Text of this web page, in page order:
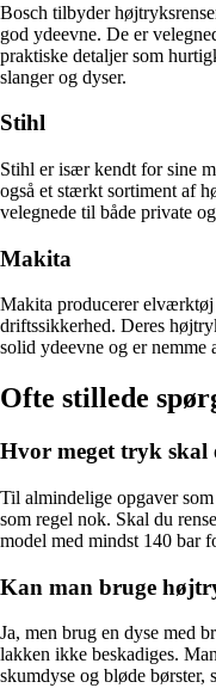
Bosch tilbyder
god ydeevne. De er
praktiske detaljer som
slanger og dyser.
Stihl
Stihl er især kendt for sine
også et stærkt sortiment af
velegnede til både private
Makita
Makita producerer
driftssikkerhed. Deres
solid ydeevne og er nemme
Ofte stillede
Hvor meget tryk skal
Til almindelige opgaver
som regel nok. Skal du
model med mindst 140 bar
Kan man bruge
Ja, men brug en dyse med
lakken ikke beskadiges.
skumdyse og bløde børster,